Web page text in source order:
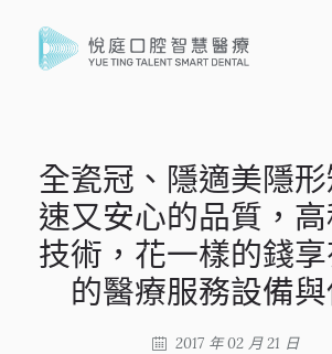
全瓷冠、隱適美隱
速又安心的品質，
技術，花一樣的錢
的醫療服務設備與
2017 年 02 月 21 日